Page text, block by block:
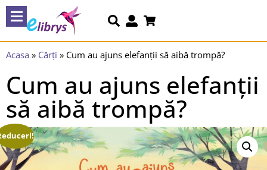
Acasa » Cărți » Cum au ajuns elefanții să aibă trompă?
Cum au ajuns elefanții
să aibă trompă?